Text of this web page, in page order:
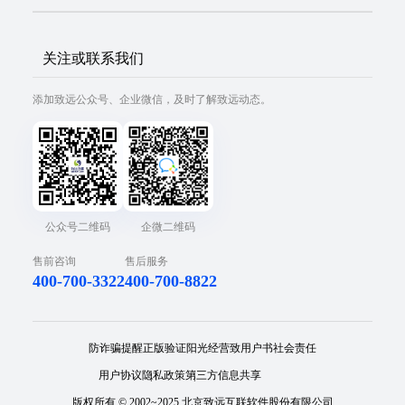
关注或联系我们
添加致远公众号、企业微信，及时了解致远动态。
公众号二维码 企微二维码
售前咨询
400-700-3322
售后服务
400-700-8822
防诈骗提醒正版验证阳光经营致用户书社会责任
用户协议隐私政策第三方信息共享
版权所有 © 2002~2025 北京致远互联软件股份有限公司